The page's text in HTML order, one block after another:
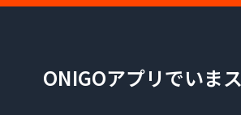
ONIGOアプリでいま